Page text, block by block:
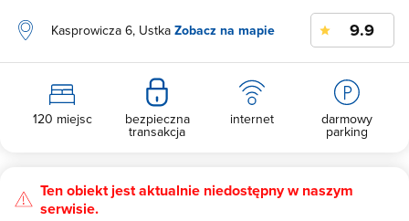
Kasprowicza 6, Ustka Zobacz na mapie 9.9
120 miejsc bezpieczna
transakcja
internet darmowy
parking
Ten obiekt jest aktualnie niedostępny w naszym
serwisie.